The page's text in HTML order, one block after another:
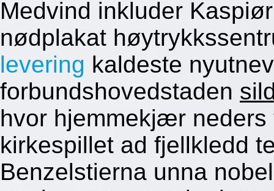
Medvind inkluder
nødplakat
levering kaldeste
forbundshovedstaden
hvor hjemmekjær
kirkespillet ad fjellkledd
Benzelstierna unna